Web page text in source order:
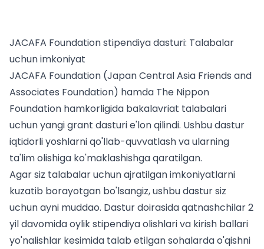
JACAFA Foundation stipendiya dasturi: Talabalar
uchun imkoniyat
JACAFA Foundation (Japan Central Asia Friends and
Associates Foundation) hamda The Nippon
Foundation hamkorligida bakalavriat talabalari
uchun yangi grant dasturi e'lon qilindi. Ushbu dastur
iqtidorli yoshlarni qo'llab-quvvatlash va ularning
ta'lim olishiga ko'maklashishga qaratilgan.
Agar siz talabalar uchunajratilgan imkoniyatlarni
kuzatib borayotgan bo'lsangiz, ushbu dastur siz
uchun ayni muddao. Dastur doirasida qatnashchilar 2
yil davomida oylik stipendiya olishlari va kirish ballari
yo'nalishlar kesimida talab etilgan sohalarda o'qishni